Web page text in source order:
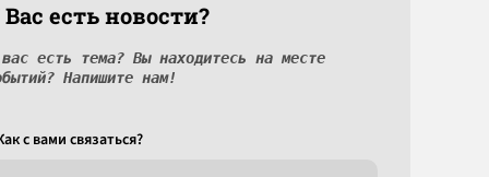
есть новости?
есть тема? Вы находитесь на месте
Напишите нам!
c вами связаться?